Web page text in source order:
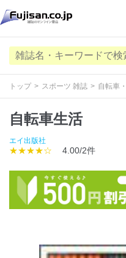
トップ スポーツ 雑誌 自転車
自転車生活
エイ出版社
★★★★☆ 4.00/2件